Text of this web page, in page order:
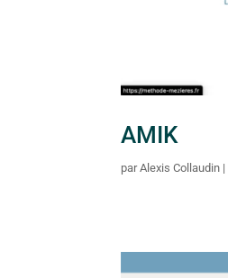
AMIK
parAlexis Collaudin |